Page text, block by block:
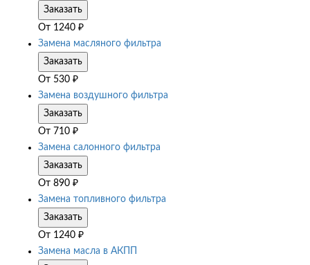
Заказать
От 1240 ₽
Замена масляного фильтра
Заказать
От 530 ₽
Замена воздушного фильтра
Заказать
От 710 ₽
Замена салонного фильтра
Заказать
От 890 ₽
Замена топливного фильтра
Заказать
От 1240 ₽
Замена масла в АКПП